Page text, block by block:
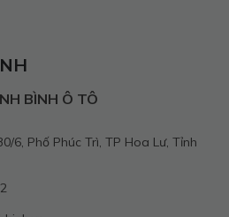
BÌNH Ô TÔ
6, Phố Phúc Trì, TP Hoa Lư, Tỉnh